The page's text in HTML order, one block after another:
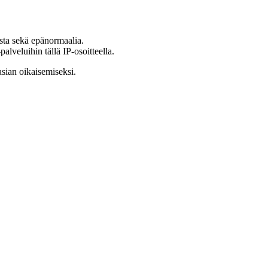
sekä epänormaalia.
tällä IP-osoitteella.
oikaisemiseksi.